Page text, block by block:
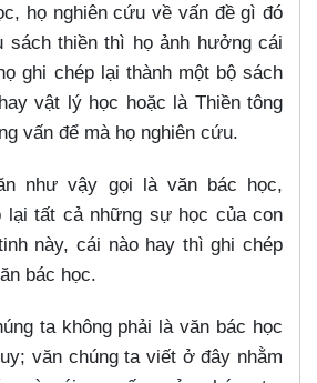
họ nghiên cứu về vấn đề gì đó
sách thiền thì họ ảnh hưởng cái
ghi chép lại thành một bộ sách
vật lý học hoặc là Thiền tông
vấn để mà họ nghiên cứu.
như vậy gọi là văn bác học,
lại tất cả những sự học của con
này, cái nào hay thì ghi chép
bác học.
ta không phải là văn bác học
văn chúng ta viết ở đây nhằm